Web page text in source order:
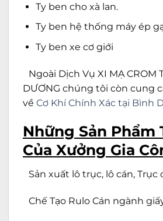
Ty ben cho xà lan.
Ty ben hệ thống máy ép
Ty ben xe cơ giới
Ngoài Dịch Vụ XI MẠ CROM
DƯƠNG chúng tôi còn cung
về Cơ Khí Chính Xác tại Bình
Những Sản Phẩm
Của Xưởng Gia
Sản xuất lô trục, lô cán, Trục
Chế Tạo Rulo Cán ngành